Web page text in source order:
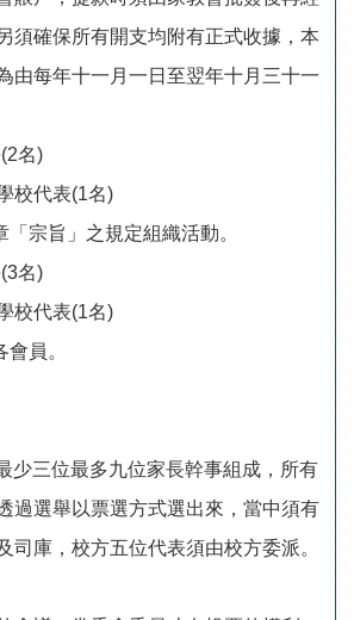
須確保所有開支均附有正式收據，本
由每年十一月一日至翌年十月三十一
名)
校代表(1名)
宗旨」之規定組織活動。
名)
校代表(1名)
員。
少三位最多九位家長幹事組成，所有
過選舉以票選方式選出來，當中須有
司庫，校方五位代表須由校方委派。